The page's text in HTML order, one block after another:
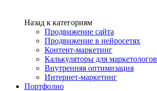
Назад к категориям
Продвижение сайта
Продвижение в нейросетях
Контент-маркетинг
Калькуляторы для маркетологов
Внутренняя оптимизация
Интернет-маркетинг
Портфолио